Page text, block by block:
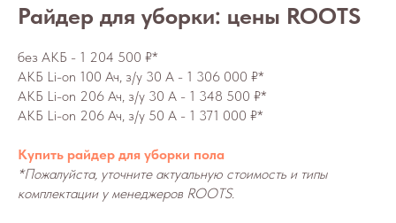
Райдер для уборки: цены ROOTS
без АКБ - 1 204 500 ₽*
АКБ Li-on 100 Ач, з/у 30 А - 1 306 000 ₽*
АКБ Li-on 206 Ач, з/у 30 А - 1 348 500 ₽*
АКБ Li-on 206 Ач, з/у 50 А - 1 371 000 ₽*
Купить райдер для уборки пола
*Пожалуйста, уточните актуальную стоимость и типы
комплектации у менеджеров ROOTS.